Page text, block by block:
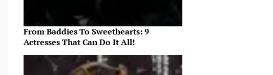
From Baddies To Sweethearts: 9
Actresses That Can Do It All!